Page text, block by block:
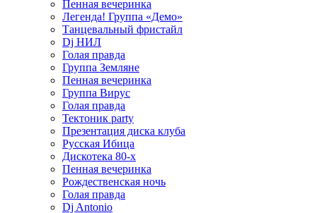
Пенная вечеринка
Легенда! Группа «Демо»
Танцевальный фристайл
Dj НИЛ
Голая правда
Группа Земляне
Пенная вечеринка
Группа Вирус
Голая правда
Тектоник party
Презентация диска клуба
Русская Ибица
Дискотека 80-х
Пенная вечеринка
Рождественская ночь
Голая правда
Dj Antonio